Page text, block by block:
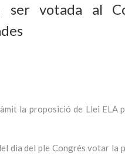
votada al
la proposició de Llei ELA
dia del ple Congrés votar